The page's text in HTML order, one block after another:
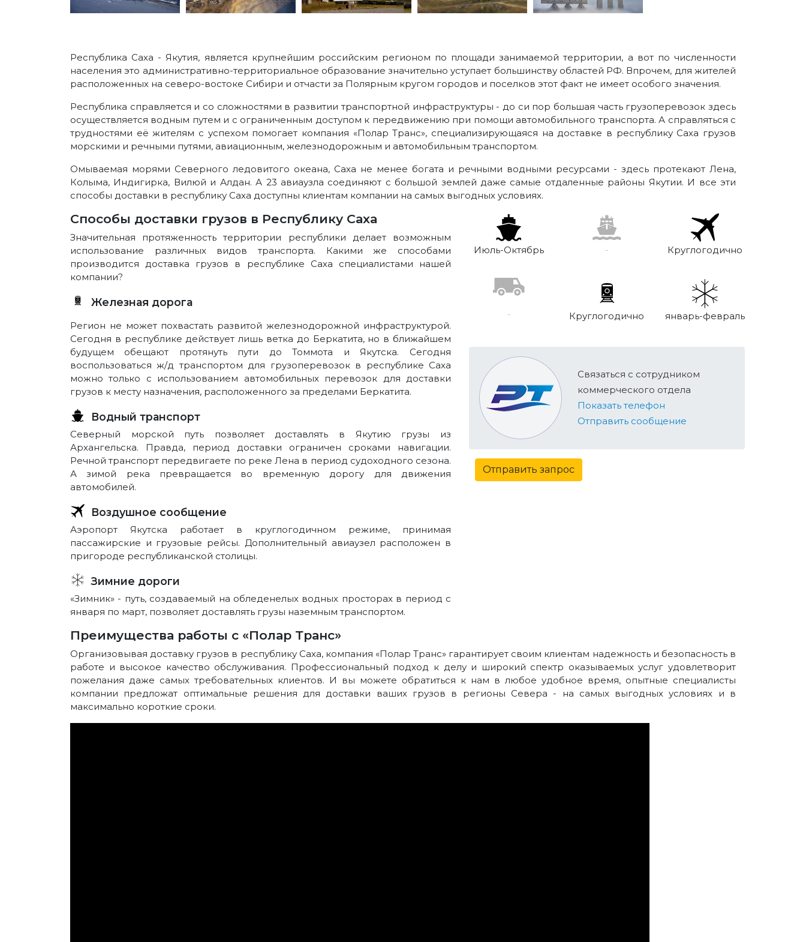
Республика Саха - Якутия, является крупнейшим российским регионом по площади занимаемой территории, а вот по численности
населения это административно-территориальное образование значительно уступает большинству областей РФ. Впрочем, для жителей
расположенных на северо-востоке Сибири и отчасти за Полярным кругом городов и поселков этот факт не имеет особого значения.
Республика справляется и со сложностями в развитии транспортной инфраструктуры - до си пор большая часть грузоперевозок здесь
осуществляется водным путем и с ограниченным доступом к передвижению при помощи автомобильного транспорта. А справляться с
трудностями её жителям с успехом помогает компания «Полар Транс», специализирующаяся на доставке в республику Саха грузов
морскими и речными путями, авиационным, железнодорожным и автомобильным транспортом.
Омываемая морями Северного ледовитого океана, Саха не менее богата и речными водными ресурсами - здесь протекают Лена,
Колыма, Индигирка, Вилюй и Алдан. А 23 авиаузла соединяют с большой землей даже самые отдаленные районы Якутии. И все эти
способы доставки в республику Саха доступны клиентам компании на самых выгодных условиях.
Способы доставки грузов в Республику Саха
Значительная протяженность территории республики делает возможным
использование различных видов транспорта. Какими же способами
производится доставка грузов в республике Саха специалистами нашей
компании?
Железная дорога
Регион не может похвастать развитой железнодорожной инфраструктурой.
Сегодня в республике действует лишь ветка до Беркатита, но в ближайшем
будущем обещают протянуть пути до Томмота и Якутска. Сегодня
воспользоваться ж/д транспортом для грузоперевозок в республике Саха
можно только с использованием автомобильных перевозок для доставки
грузов к месту назначения, расположенного за пределами Беркатита.
Водный транспорт
Северный морской путь позволяет доставлять в Якутию грузы из
Архангельска. Правда, период доставки ограничен сроками навигации.
Речной транспорт передвигаете по реке Лена в период судоходного сезона.
А зимой река превращается во временную дорогу для движения
автомобилей.
Воздушное сообщение
Аэропорт Якутска работает в круглогодичном режиме, принимая
пассажирские и грузовые рейсы. Дополнительный авиаузел расположен в
пригороде республиканской столицы.
Зимние дороги
«Зимник» - путь, создаваемый на обледенелых водных просторах в период с
января по март, позволяет доставлять грузы наземным транспортом.
Июль-Октябрь - Круглогодично
- Круглогодично январь-февраль
Связаться с сотрудником
коммерческого отдела
Показать телефон
Отправить сообщение
Отправить запрос
Преимущества работы с «Полар Транс»
Организовывая доставку грузов в республику Саха, компания «Полар Транс» гарантирует своим клиентам надежность и безопасность в
работе и высокое качество обслуживания. Профессиональный подход к делу и широкий спектр оказываемых услуг удовлетворит
пожелания даже самых требовательных клиентов. И вы можете обратиться к нам в любое удобное время, опытные специалисты
компании предложат оптимальные решения для доставки ваших грузов в регионы Севера - на самых выгодных условиях и в
максимально короткие сроки.